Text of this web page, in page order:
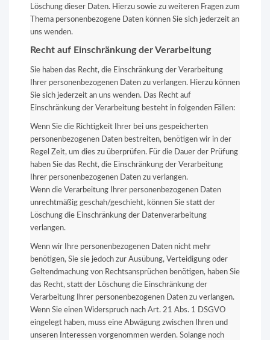
Löschung dieser Daten. Hierzu sowie zu weiteren Fragen zum
Thema personenbezogene Daten können Sie sich jederzeit an
uns wenden.
Recht auf Einschränkung der Verarbeitung
Sie haben das Recht, die Einschränkung der Verarbeitung
Ihrer personenbezogenen Daten zu verlangen. Hierzu können
Sie sich jederzeit an uns wenden. Das Recht auf
Einschränkung der Verarbeitung besteht in folgenden Fällen:
Wenn Sie die Richtigkeit Ihrer bei uns gespeicherten
personenbezogenen Daten bestreiten, benötigen wir in der
Regel Zeit, um dies zu überprüfen. Für die Dauer der Prüfung
haben Sie das Recht, die Einschränkung der Verarbeitung
Ihrer personenbezogenen Daten zu verlangen.
Wenn die Verarbeitung Ihrer personenbezogenen Daten
unrechtmäßig geschah/geschieht, können Sie statt der
Löschung die Einschränkung der Datenverarbeitung
verlangen.
Wenn wir Ihre personenbezogenen Daten nicht mehr
benötigen, Sie sie jedoch zur Ausübung, Verteidigung oder
Geltendmachung von Rechtsansprüchen benötigen, haben Sie
das Recht, statt der Löschung die Einschränkung der
Verarbeitung Ihrer personenbezogenen Daten zu verlangen.
Wenn Sie einen Widerspruch nach Art. 21 Abs. 1 DSGVO
eingelegt haben, muss eine Abwägung zwischen Ihren und
unseren Interessen vorgenommen werden. Solange noch